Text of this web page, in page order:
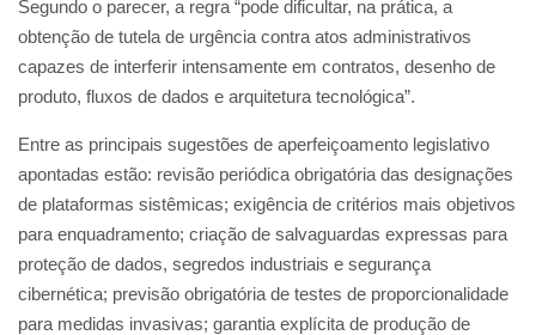
Segundo o parecer, a regra “pode dificultar, na prática, a
obtenção de tutela de urgência contra atos administrativos
capazes de interferir intensamente em contratos, desenho de
produto, fluxos de dados e arquitetura tecnológica”.
Entre as principais sugestões de aperfeiçoamento legislativo
apontadas estão: revisão periódica obrigatória das designações
de plataformas sistêmicas; exigência de critérios mais objetivos
para enquadramento; criação de salvaguardas expressas para
proteção de dados, segredos industriais e segurança
cibernética; previsão obrigatória de testes de proporcionalidade
para medidas invasivas; garantia explícita de produção de